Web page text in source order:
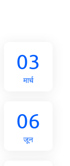
03
मार्च
06
जून